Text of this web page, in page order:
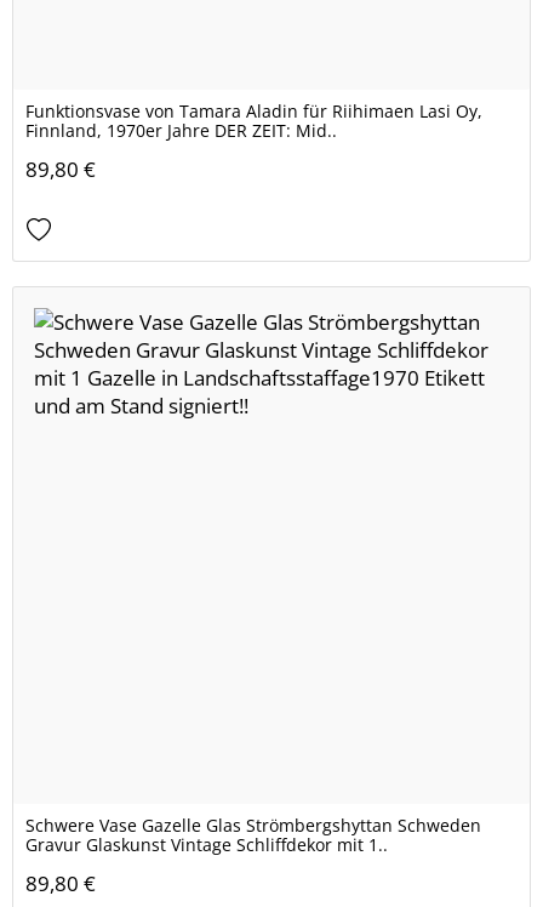
Funktionsvase von Tamara Aladin für Riihimaen Lasi Oy,
Finnland, 1970er Jahre DER ZEIT: Mid..
89,80 €
Schwere Vase Gazelle Glas Strömbergshyttan Schweden
Gravur Glaskunst Vintage Schliffdekor mit 1..
89,80 €